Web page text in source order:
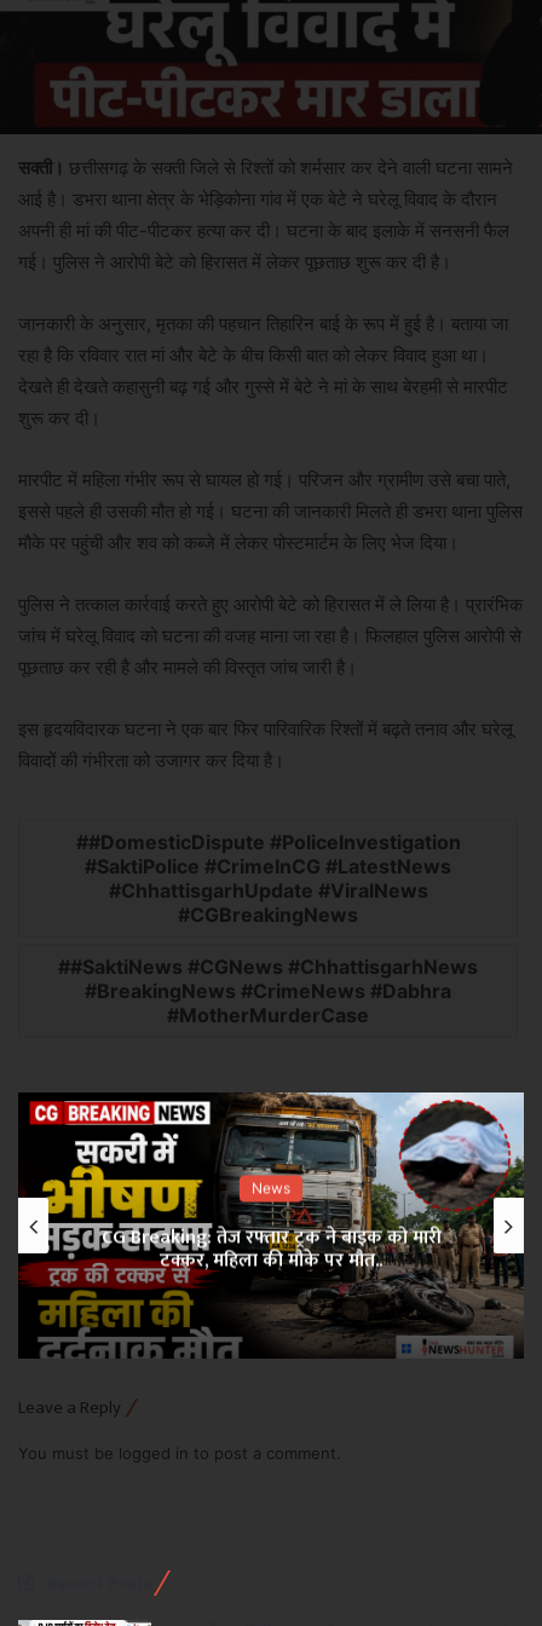
सक्ती। छत्तीसगढ़ के सक्ती जिले से रिश्तों को शर्मसार कर देने वाली घटना सामने
आई है। डभरा थाना क्षेत्र के भेड़िकोना गांव में एक बेटे ने घरेलू विवाद के दौरान
अपनी ही मां की पीट-पीटकर हत्या कर दी। घटना के बाद इलाके में सनसनी फैल
गई। पुलिस ने आरोपी बेटे को हिरासत में लेकर पूछताछ शुरू कर दी है।
जानकारी के अनुसार, मृतका की पहचान तिहारिन बाई के रूप में हुई है। बताया जा
रहा है कि रविवार रात मां और बेटे के बीच किसी बात को लेकर विवाद हुआ था।
देखते ही देखते कहासुनी बढ़ गई और गुस्से में बेटे ने मां के साथ बेरहमी से मारपीट
शुरू कर दी।
मारपीट में महिला गंभीर रूप से घायल हो गई। परिजन और ग्रामीण उसे बचा पाते,
इससे पहले ही उसकी मौत हो गई। घटना की जानकारी मिलते ही डभरा थाना पुलिस
मौके पर पहुंची और शव को कब्जे में लेकर पोस्टमार्टम के लिए भेज दिया।
पुलिस ने तत्काल कार्रवाई करते हुए आरोपी बेटे को हिरासत में ले लिया है। प्रारंभिक
जांच में घरेलू विवाद को घटना की वजह माना जा रहा है। फिलहाल पुलिस आरोपी से
पूछताछ कर रही है और मामले की विस्तृत जांच जारी है।
इस हृदयविदारक घटना ने एक बार फिर पारिवारिक रिश्तों में बढ़ते तनाव और घरेलू
विवादों की गंभीरता को उजागर कर दिया है।
#DomesticDispute #PoliceInvestigation
#SaktiPolice #CrimeInCG #LatestNews
#ChhattisgarhUpdate #ViralNews
#CGBreakingNews
#SaktiNews #CGNews #ChhattisgarhNews
#BreakingNews #CrimeNews #Dabhra
#MotherMurderCase
News
CG Breaking: तेज रफ्तार ट्रक ने बाइक को मारी
टक्कर, महिला की मौके पर मौत..
Leave a Reply
You must be logged in to post a comment.